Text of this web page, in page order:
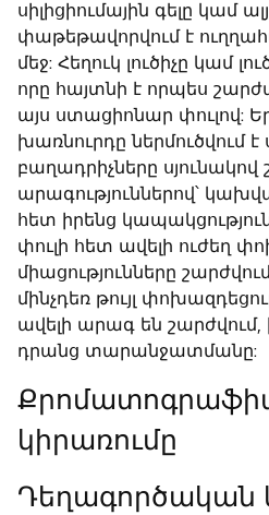
սիլիցիումային գելը կամ
փաթեթավորվում է
մեջ: Հեղուկ լուծիչը կամ
որը հայտնի է որպես
այս ստացիոնար փուլով:
խառնուրդը ներմուծվում է
բաղադրիչները
արագություններով՝
հետ իրենց
փուլի հետ ավելի ուժեղ
միացությունները
մինչդեռ թույլ
ավելի արագ են շարժվում,
դրանց տարանջատմանը:
կիրառումը
Դեղագործական